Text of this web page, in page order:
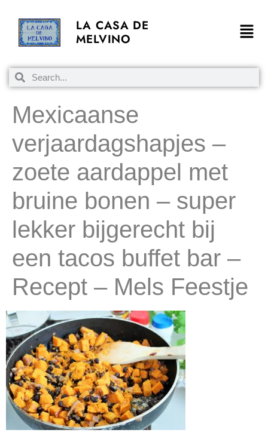
LA CASA DE
MELVINO
Mexicaanse
verjaardagshapjes –
zoete aardappel met
bruine bonen – super
lekker bijgerecht bij
een tacos buffet bar –
Recept – Mels Feestje